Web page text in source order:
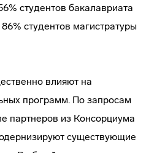
студентов бакалавриата
студентов магистратуры
влияют на
программ. По запросам
партнеров из Консорциума
существующие